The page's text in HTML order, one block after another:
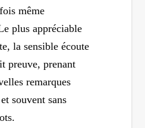
même
plus appréciable
la sensible écoute
preuve, prenant
remarques
souvent sans